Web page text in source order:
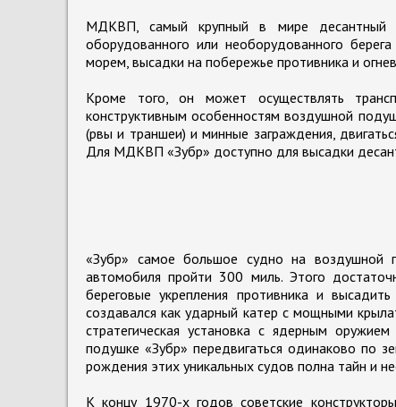
МДКВП, самый крупный в мире десантный
оборудованного или необорудованного
морем, высадки на побережье противника и
Кроме того, он может осуществлять
конструктивным особенностям воздушной
(рвы и траншеи) и минные заграждения,
Для МДКВП «Зубр» доступно для высадки
«Зубр» самое большое судно на воздушной
автомобиля пройти 300 миль. Этого
береговые укрепления противника и
создавался как ударный катер с мощными
стратегическая установка с ядерным
подушке «Зубр» передвигаться одинаково по
рождения этих уникальных судов полна тайн и
К концу 1970-х годов советские